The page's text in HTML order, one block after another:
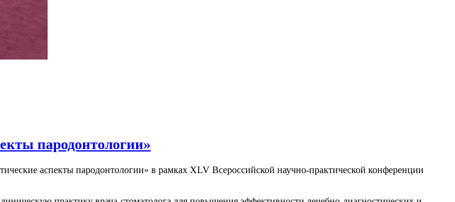
пародонтологии»
аспекты пародонтологии» в рамках XLV Всероссийской научно-практической конференции